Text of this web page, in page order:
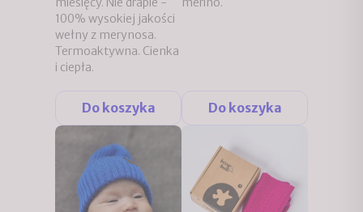
100% wysokiej jakości
wełny z merynosa.
Termoaktywna. Cienka
i ciepła.
Do koszyka Do koszyka